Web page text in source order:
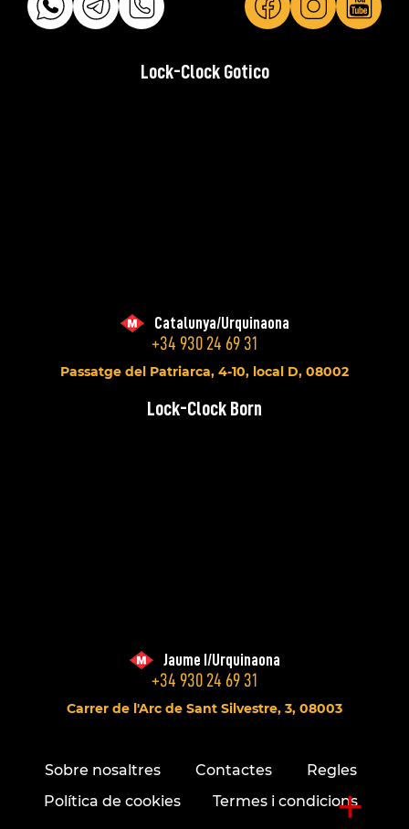
+
Lock-Clock Gotico
Catalunya/Urquinaona
+34 930 24 69 31
Passatge del Patriarca, 4-10, local D, 08002
Lock-Clock Born
Jaume I/Urquinaona
+34 930 24 69 31
Carrer de l'Arc de Sant Silvestre, 3, 08003
Sobre nosaltres Contactes
Regles
Política de cookies
Termes i condicions